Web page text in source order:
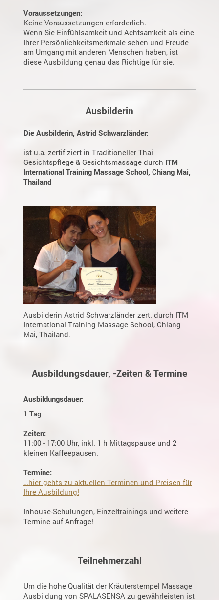
Voraussetzungen:
Keine Voraussetzungen erforderlich.
Wenn Sie Einfühlsamkeit und Achtsamkeit als eine
Ihrer Persönlichkeitsmerkmale sehen und Freude
am Umgang mit anderen Menschen haben, ist
diese Ausbildung genau das Richtige für sie.
Ausbilderin
Die Ausbilderin, Astrid Schwarzländer:
ist u.a. zertifiziert in Traditioneller Thai
Gesichtspflege & Gesichtsmassage durch ITM
International Training Massage School, Chiang Mai,
Thailand
Ausbilderin Astrid Schwarzländer zert. durch ITM
International Training Massage School, Chiang
Mai, Thailand.
Ausbildungsdauer, -Zeiten & Termine
Ausbildungsdauer:
1 Tag
Zeiten:
11:00 - 17:00 Uhr, inkl. 1 h Mittagspause und 2
kleinen Kaffeepausen.
Termine:
…hier gehts zu aktuellen Terminen und Preisen für
Ihre Ausbildung!
Inhouse-Schulungen, Einzeltrainings und weitere
Termine auf Anfrage!
Teilnehmerzahl
Um die hohe Qualität der Kräuterstempel Massage
Ausbildung von SPALASENSA zu gewährleisten ist